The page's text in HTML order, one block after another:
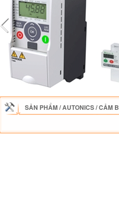
SẢN PHẨM/AUTONICS/CẢM